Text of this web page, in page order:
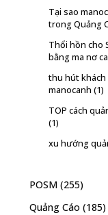
Tại sao
trong Quảng
Thổi hồn cho
bằng ma nơ
thu hút
manocanh (1)
TOP cách
(1)
xu hướng
POSM (255)
Quảng Cáo (185)